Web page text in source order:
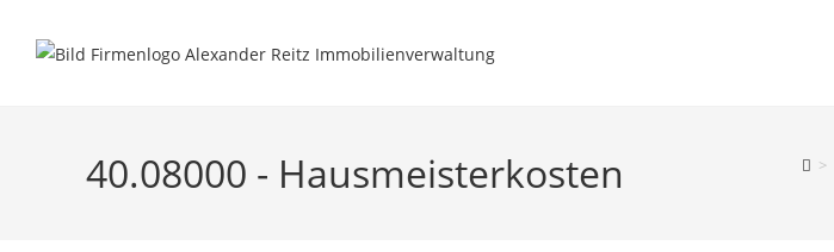
Inhalt
40.08000 - Hausmeisterkosten >